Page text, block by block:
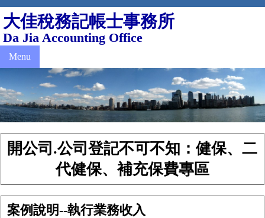
大佳稅務記帳士事務所
Da Jia Accounting Office
Menu
開公司.公司登記不可不知：健保、二
代健保、補充保費專區
案例說明--執行業務收入